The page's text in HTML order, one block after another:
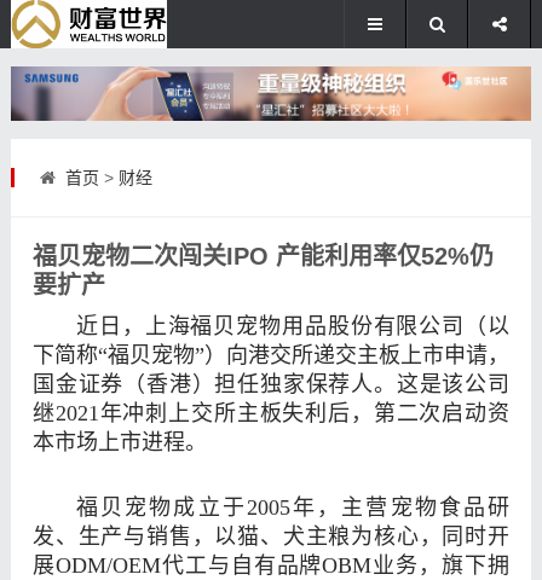
首页 > 财经
福贝宠物二次闯关IPO 产能利用率仅52%仍
要扩产
近日，上海福贝 宠物用品股份有限公司（以
下简称“福贝宠物”）向港交所递交主板上市申请，
国金证券 （香港）担任独家保荐人。这是该公司
继2021年冲刺上交所主板失利后，第二次启动资
本市场上市进程。
福贝宠物成立于2005年，主营宠物食品研
发、生产与销售，以猫、犬主粮为核心，同时开
展ODM/OEM代工与自有品牌OBM业务，旗下拥